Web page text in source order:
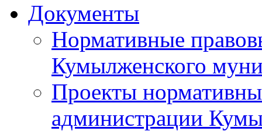
Документы
Нормативные
Кумылженского
Проекты
администрации